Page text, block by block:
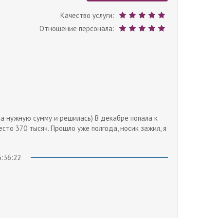
Качество услуги:
Отношение персонала:
нужную сумму и решилась) В декабре попала к
370 тысяч. Прошло уже полгода, носик зажил, я